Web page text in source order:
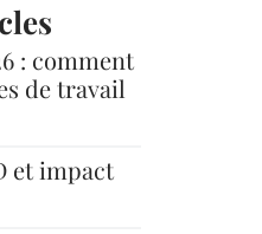
: comment
de travail
et impact